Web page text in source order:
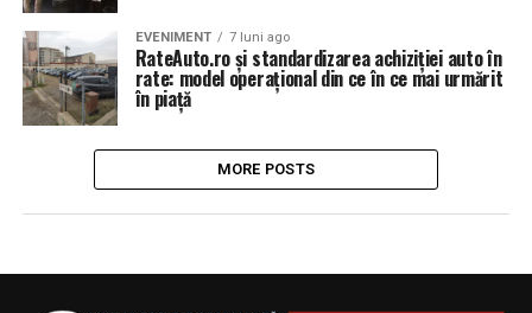
EVENIMENT 7 luni ago
RateAuto.ro și standardizarea achiziției auto în
rate: model operațional din ce în ce mai urmărit
în piață
MORE POSTS